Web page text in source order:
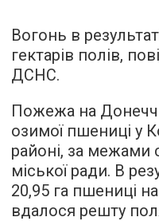
Вогонь в
гектарів полів,
ДСНС.
Пожежа на
озимої пшениці у
районі, за межами
міської ради. В
20,95 га пшениці
вдалося решту